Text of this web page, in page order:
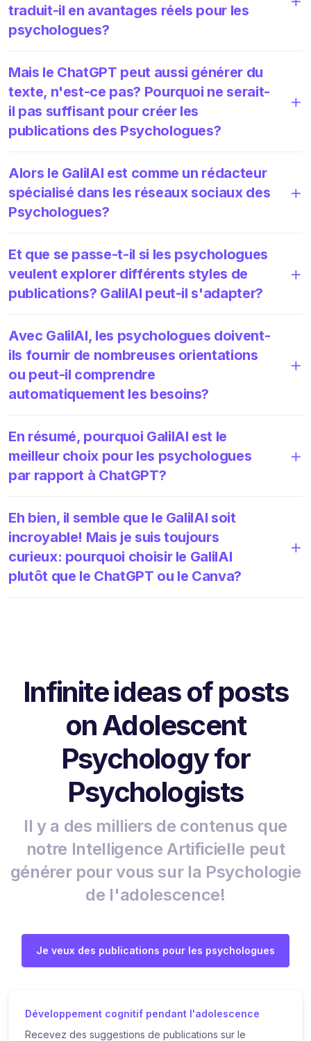
traduit-il en avantages réels pour les
psychologues?
Mais le ChatGPT peut aussi générer du
texte, n'est-ce pas? Pourquoi ne serait-
il pas suffisant pour créer les
publications des Psychologues?
Alors le GalilAI est comme un rédacteur
spécialisé dans les réseaux sociaux des
Psychologues?
Et que se passe-t-il si les psychologues
veulent explorer différents styles de
publications? GalilAI peut-il s'adapter?
Avec GalilAI, les psychologues doivent-
ils fournir de nombreuses orientations
ou peut-il comprendre
automatiquement les besoins?
En résumé, pourquoi GalilAI est le
meilleur choix pour les psychologues
par rapport à ChatGPT?
Eh bien, il semble que le GalilAI soit
incroyable! Mais je suis toujours
curieux: pourquoi choisir le GalilAI
plutôt que le ChatGPT ou le Canva?
Infinite ideas of posts
on Adolescent
Psychology for
Psychologists
Il y a des milliers de contenus que
notre Intelligence Artificielle peut
générer pour vous sur la Psychologie
de l'adolescence!
Je veux des publications pour les psychologues
Développement cognitif pendant l'adolescence
Recevez des suggestions de publications sur le